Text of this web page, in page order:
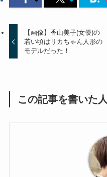
【画像】香山美子(女優)の
若い頃はリカちゃん人形の
モデルだった！
この記事を書いた人